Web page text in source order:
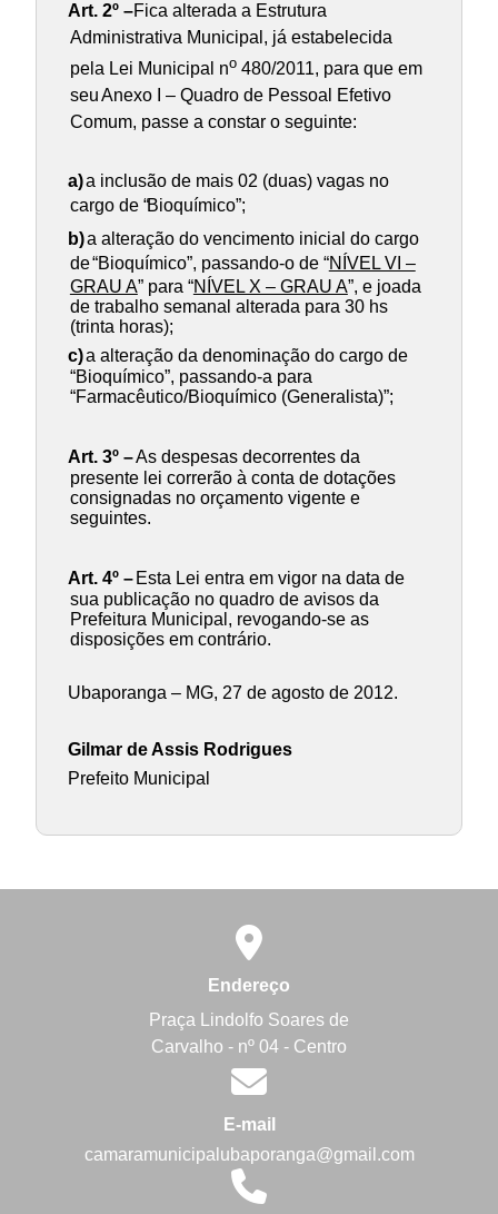
Art. 2º –Fica alterada a Estrutura
Administrativa Municipal, já estabelecida
pela Lei Municipal no480/2011, para que em
seuAnexo I – Quadro de Pessoal Efetivo
Comum, passe a constar o seguinte:
a)a inclusão de mais 02 (duas) vagas no
cargo de “Bioquímico”;
b)a alteração do vencimento inicial do cargo
de“Bioquímico”, passando-o de “NÍVEL VI –
GRAU A” para “NÍVEL X – GRAU A”, e joada
de trabalho semanal alterada para 30 hs
(trinta horas);
c)a alteração da denominação do cargo de
“Bioquímico”, passando-a para
“Farmacêutico/Bioquímico (Generalista)”;
Art. 3º –As despesas decorrentes da
presente lei correrão à conta de dotações
consignadas no orçamento vigente e
seguintes.
Art. 4º –Esta Lei entra em vigor na data de
sua publicação no quadro de avisos da
Prefeitura Municipal, revogando-se as
disposições em contrário.
Ubaporanga – MG, 27 de agosto de 2012.
Gilmar de Assis Rodrigues
Prefeito Municipal
Endereço
Praça Lindolfo Soares de
Carvalho - nº 04 - Centro
E-mail
camaramunicipalubaporanga@gmail.com